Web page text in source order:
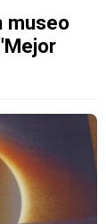
museo